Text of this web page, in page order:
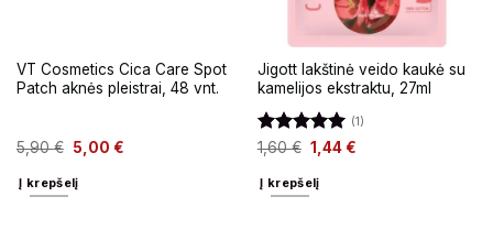
VT Cosmetics Cica Care Spot
Patch aknės pleistrai, 48 vnt.
5,90€ 5,00 €
Į krepšelį
Jigott lakštinė veido kaukė su
kamelijos ekstraktu, 27ml
Įvertinimas:
(1)
1,60€ 1,44€
Į krepšelį